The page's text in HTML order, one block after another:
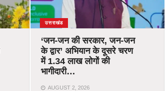
उत्तराखंड
‘जन-जन की सरकार, जन-जन
के द्वार’ अभियान के दूसरे चरण
में 1.34 लाख लोगों की
भागीदारी…
AUGUST 2, 2026